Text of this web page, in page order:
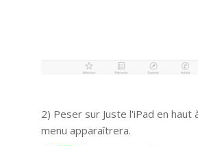
2) Peser sur Juste l'iPad en haut
menu apparaîtrera.